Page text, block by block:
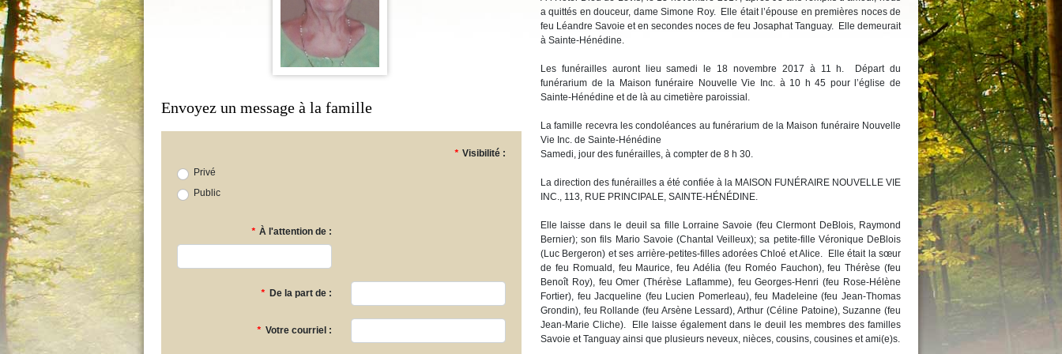
Envoyez un message à la famille
* Visibilité :
Privé
Public
* À l'attention de :
* De la part de :
* Votre courriel :
a quittés en douceur, dame Simone Roy. Elle était l’épouse en premières noces de
feu Léandre Savoie et en secondes noces de feu Josaphat Tanguay. Elle demeurait
à Sainte-Hénédine.
Les funérailles auront lieu samedi le 18 novembre 2017 à 11 h. Départ du
funérarium de la Maison funéraire Nouvelle Vie Inc. à 10 h 45 pour l’église de
Sainte-Hénédine et de là au cimetière paroissial.
La famille recevra les condoléances au funérarium de la Maison funéraire Nouvelle
Vie Inc. de Sainte-Hénédine
Samedi, jour des funérailles, à compter de 8 h 30.
La direction des funérailles a été confiée à la MAISON FUNÉRAIRE NOUVELLE VIE
INC., 113, RUE PRINCIPALE, SAINTE-HÉNÉDINE.
Elle laisse dans le deuil sa fille Lorraine Savoie (feu Clermont DeBlois, Raymond
Bernier); son fils Mario Savoie (Chantal Veilleux); sa petite-fille Véronique DeBlois
(Luc Bergeron) et ses arrière-petites-filles adorées Chloé et Alice. Elle était la sœur
de feu Romuald, feu Maurice, feu Adélia (feu Roméo Fauchon), feu Thérèse (feu
Benoît Roy), feu Omer (Thérèse Laflamme), feu Georges-Henri (feu Rose-Hélène
Fortier), feu Jacqueline (feu Lucien Pomerleau), feu Madeleine (feu Jean-Thomas
Grondin), feu Rollande (feu Arsène Lessard), Arthur (Céline Patoine), Suzanne (feu
Jean-Marie Cliche). Elle laisse également dans le deuil les membres des familles
Savoie et Tanguay ainsi que plusieurs neveux, nièces, cousins, cousines et ami(e)s.